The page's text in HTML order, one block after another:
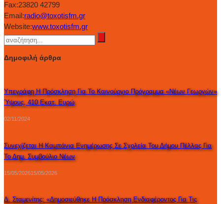
Fax:23820 42799
Email:radio@toxotisfm.gr
Website:www.toxotisfm.gr
Δημοφιλή άρθρα
Υπεγράφη Η Πρόσκληση Για Το Καινούργιο Πρόγραμμα «Νέων Γεωργών»
Ύψους, 410 Εκατ. Ευρώ
02/11/2024
Συνεχίζεται Η Καμπάνια Ενημέρωσης Σε Σχολεία Του Δήμου Πέλλας Για
Το Δημ. Συμβούλιο Νέων
15/05/202615/05/2026
Δ. Σταμενίτης: «Δημοσιεύθηκε Η Πρόσκληση Ενδιαφέροντος Για Τις